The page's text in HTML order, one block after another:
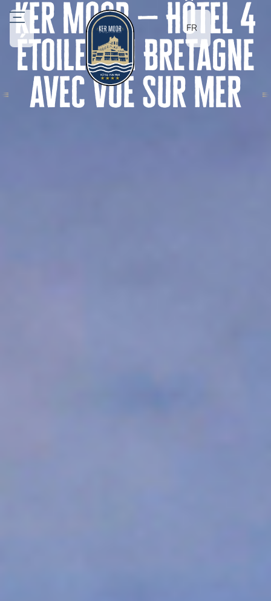
FR
Ker Moor — Hôtel 4
étoiles en Bretagne
avec vue sur mer